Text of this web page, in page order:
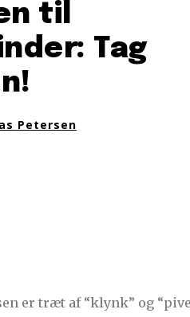
til
Tag
Petersen
er træt af “klynk” og